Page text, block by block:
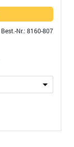
Best.-Nr.: 8160-807